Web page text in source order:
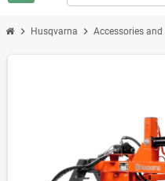
chevron_right Husqvarna chevron_right Accessories